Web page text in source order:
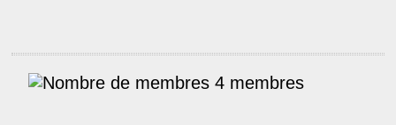
4 membres